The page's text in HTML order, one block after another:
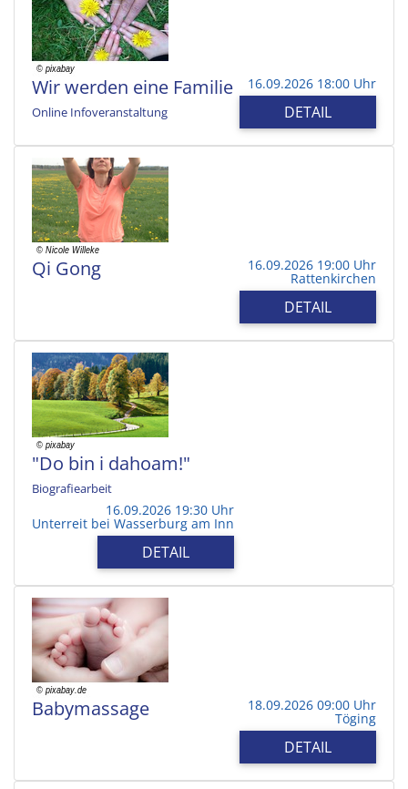
Wir werden eine Familie
Online Infoveranstaltung
16.09.2026 18:00 Uhr
DETAIL
Qi Gong 16.09.2026 19:00 Uhr
Rattenkirchen
DETAIL
"Do bin i dahoam!"
Biografiearbeit
16.09.2026 19:30 Uhr
Unterreit bei Wasserburg am Inn
DETAIL
Babymassage 18.09.2026 09:00 Uhr
Töging
DETAIL